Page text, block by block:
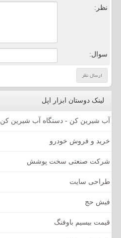
نظر:
سوال:
لینک دوستان ابزار اپل
آب شیرین کن - دستگاه آب شیرین کن
خرید و فروش خودرو
شرکت صنعتی سخت پوشش
طراحی سایت
فیش حج
قیمت بیسیم باوفنگ